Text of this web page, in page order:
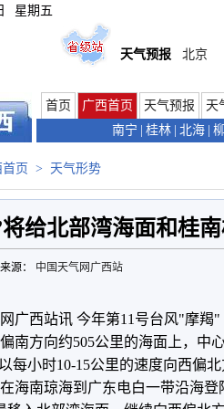
星期五
天气预报 北京
首页 广西首页 天气预报 天
南宁
桂林 北海
页 > 天气形势
将给北部湾海面和桂
源： 中国天气网广西站
广西站讯 今年第11号台风"摩羯
南方向约505公里的海面上，中
每小时10-15公里的速度向西偏
海南琼海到广东电白一带沿海登